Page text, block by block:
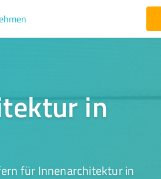
in
für Innenarchitektur in